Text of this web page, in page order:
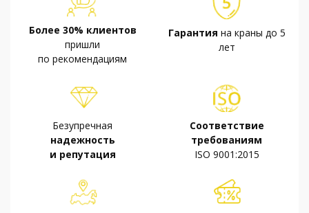
Более 30% клиентов
пришли
по рекомендациям
Гарантия на краны до 5
лет
Безупречная
надежность
и репутация
Соответствие
требованиям
ISO 9001:2015